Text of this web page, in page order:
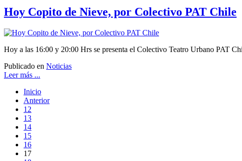
Hoy Copito de Nieve, por Colectivo PAT Chile
Hoy a las 16:00 y 20:00 Hrs se presenta el Colectivo Teatro Urbano PAT
Publicado en Noticias
Leer más ...
Inicio
Anterior
12
13
14
15
16
17